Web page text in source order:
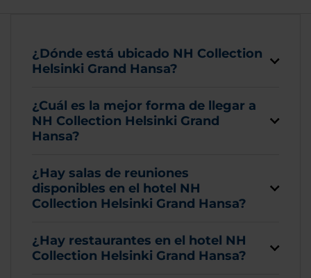
¿Dónde está ubicado NH Collection
Helsinki Grand Hansa?
¿Cuál es la mejor forma de llegar a
NH Collection Helsinki Grand
Hansa?
¿Hay salas de reuniones
disponibles en el hotel NH
Collection Helsinki Grand Hansa?
¿Hay restaurantes en el hotel NH
Collection Helsinki Grand Hansa?